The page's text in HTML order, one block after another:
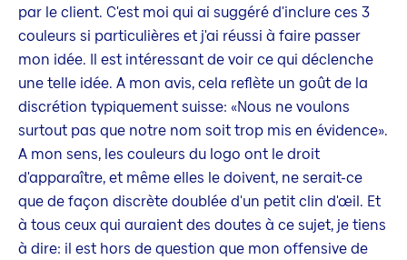
par le client. C'est moi qui ai suggéré d'inclure ces 3
couleurs si particulières et j'ai réussi à faire passer
mon idée. Il est intéressant de voir ce qui déclenche
une telle idée. A mon avis, cela reflète un goût de la
discrétion typiquement suisse: «Nous ne voulons
surtout pas que notre nom soit trop mis en évidence».
A mon sens, les couleurs du logo ont le droit
d'apparaître, et même elles le doivent, ne serait-ce
que de façon discrète doublée d'un petit clin d'œil. Et
à tous ceux qui auraient des doutes à ce sujet, je tiens
à dire: il est hors de question que mon offensive de